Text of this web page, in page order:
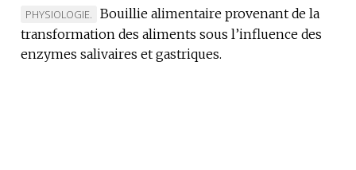
MARQUE
DE
DOMAINE
PHYSIOLOGIE.
Bouillie alimentaire provenant de la
transformation des aliments sous l’influence des
enzymes salivaires et gastriques.